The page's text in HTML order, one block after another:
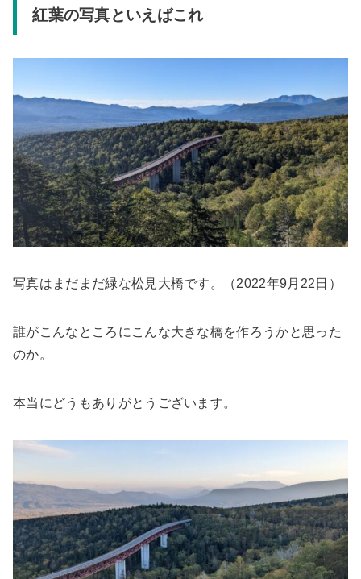
紅葉の写真といえばこれ
写真はまだまだ緑な松見大橋です。（2022年9月22日）
誰がこんなところにこんな大きな橋を作ろうかと思った
のか。
本当にどうもありがとうございます。